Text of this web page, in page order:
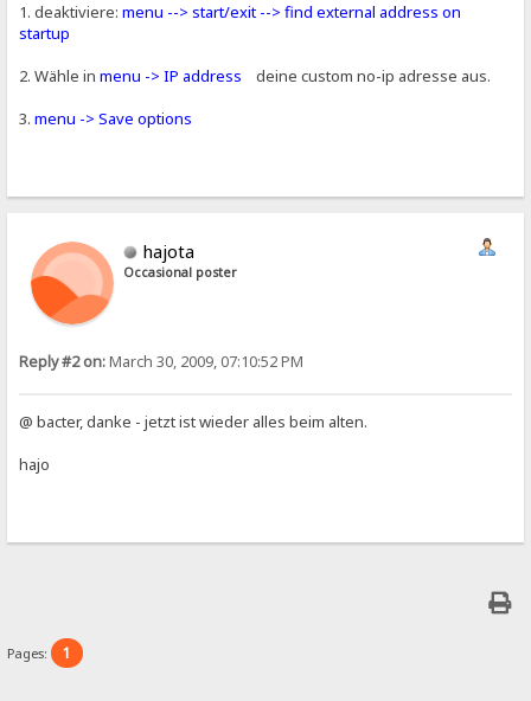
1. deaktiviere:menu --> start/exit --> find external address on
startup
2. Wähle inmenu -> IP address deine custom no-ip adresse aus.
3.menu -> Save options
hajota
Occasional poster
Reply #2 on:March 30, 2009, 07:10:52 PM
@ bacter, danke - jetzt ist wieder alles beim alten.
hajo
Pages: 1